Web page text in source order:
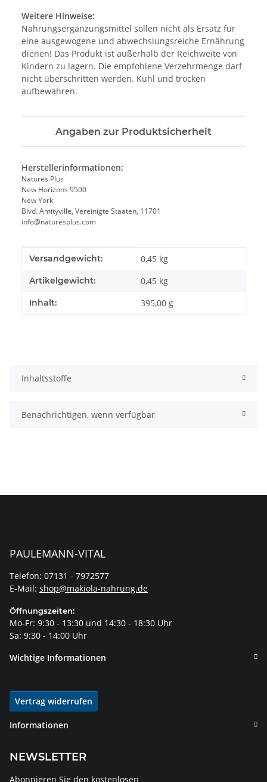
Weitere Hinweise:
Nahrungsergänzungsmittel sollen nicht als Ersatz für
eine ausgewogene und abwechslungsreiche Ernährung
dienen! Das Produkt ist außerhalb der Reichweite von
Kindern zu lagern. Die empfohlene Verzehrmenge darf
nicht überschritten werden. Kühl und trocken
aufbewahren.
Angaben zur Produktsicherheit
Herstellerinformationen:
Natures Plus
New Horizons 9500
New York
Blvd. Amityville, Vereinigte Staaten, 11701
info@naturesplus.com
Produkteigenschaft
Wert
Versandgewicht: 0,45 kg
Artikelgewicht: 0,45 kg
Inhalt: 395,00 g
Inhaltsstoffe
Benachrichtigen, wenn verfügbar
PAULEMANN-VITAL
Telefon: 07131 - 7972577
E-Mail: shop@makiola-nahrung.de
Öffnungszeiten:
Mo-Fr: 9:30 - 13:30 und 14:30 - 18:30 Uhr
Sa: 9:30 - 14:00 Uhr
Wichtige Informationen
Vertrag widerrufen
Informationen
NEWSLETTER
Abonnieren Sie den kostenlosen